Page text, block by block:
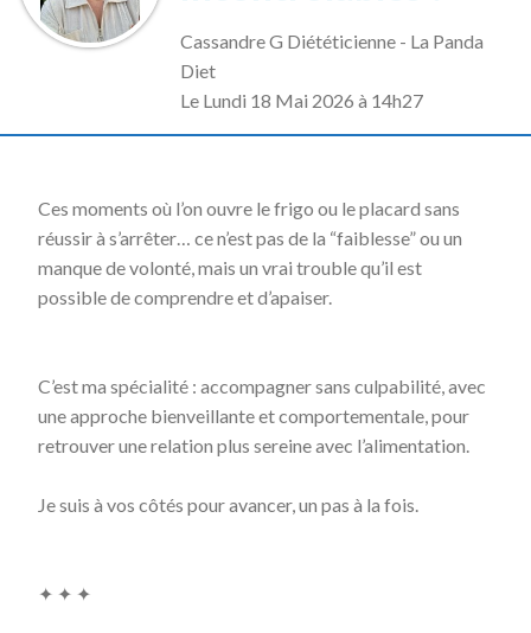
Cassandre G Diététicienne - La Panda
Diet
Le Lundi 18 Mai 2026 à 14h27
Ces moments où l’on ouvre le frigo ou le placard sans
réussir à s’arrêter… ce n’est pas de la “faiblesse” ou un
manque de volonté, mais un vrai trouble qu’il est
possible de comprendre et d’apaiser.
C’est ma spécialité : accompagner sans culpabilité, avec
une approche bienveillante et comportementale, pour
retrouver une relation plus sereine avec l’alimentation.
Je suis à vos côtés pour avancer, un pas à la fois.
✦ ✦ ✦